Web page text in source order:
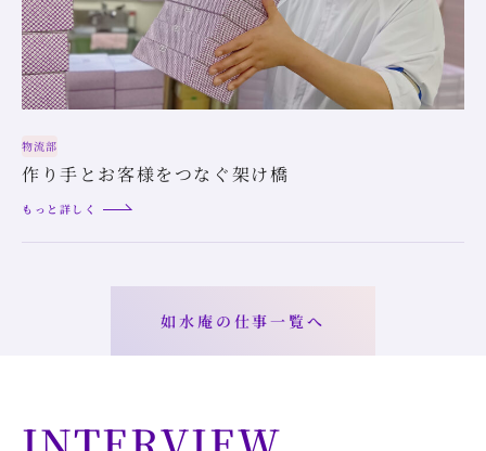
物流部
作り手とお客様をつなぐ架け橋
もっと詳しく
如水庵の仕事一覧へ